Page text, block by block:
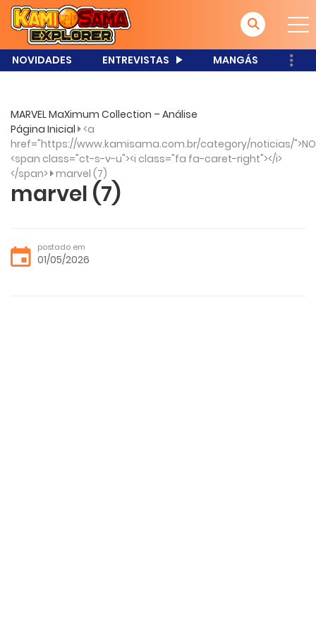
NOVIDADES ENTREVISTAS MANGÁS
MARVEL MaXimum Collection – Análise
Página Inicial <a
href="https://www.kamisama.com.br/category/noticias/
<span class="ct-s-v-u"><i class="fa fa-caret-right"></i>
</span> marvel (7)
marvel (7)
postado em
01/05/2026